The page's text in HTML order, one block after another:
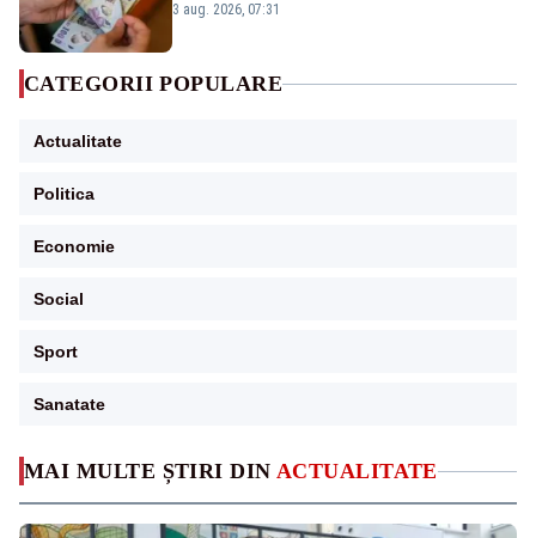
MAI MULTE ȘTIRI DIN ACTUALITATE
3 aug. 2026, 07:31
CATEGORII POPULARE
Actualitate
Politica
Economie
Social
Sport
Sanatate